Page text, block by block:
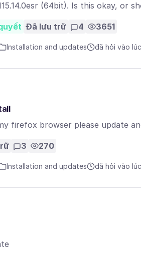
(64bit). Is this okay, or
Đã lưu trữ 4 3651
Installation and updates đã hỏi vào
firefox browser please update
3 270
Installation and updates đã hỏi vào